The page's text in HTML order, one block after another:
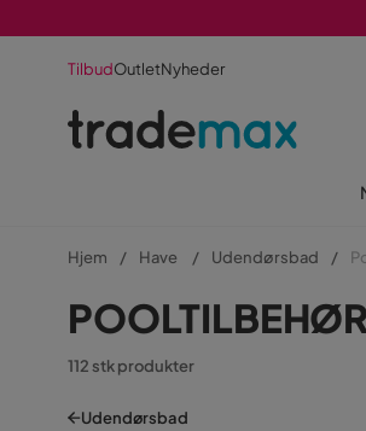
TilbudOutletNyheder
Hjem Have Udendørsbad
POOLTILBEHØR
112 stk produkter
Udendørsbad